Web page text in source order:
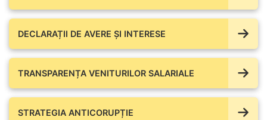
DECLARAȚII DE AVERE ŞI INTERESE
TRANSPARENȚA VENITURILOR SALARIALE
STRATEGIA ANTICORUPȚIE